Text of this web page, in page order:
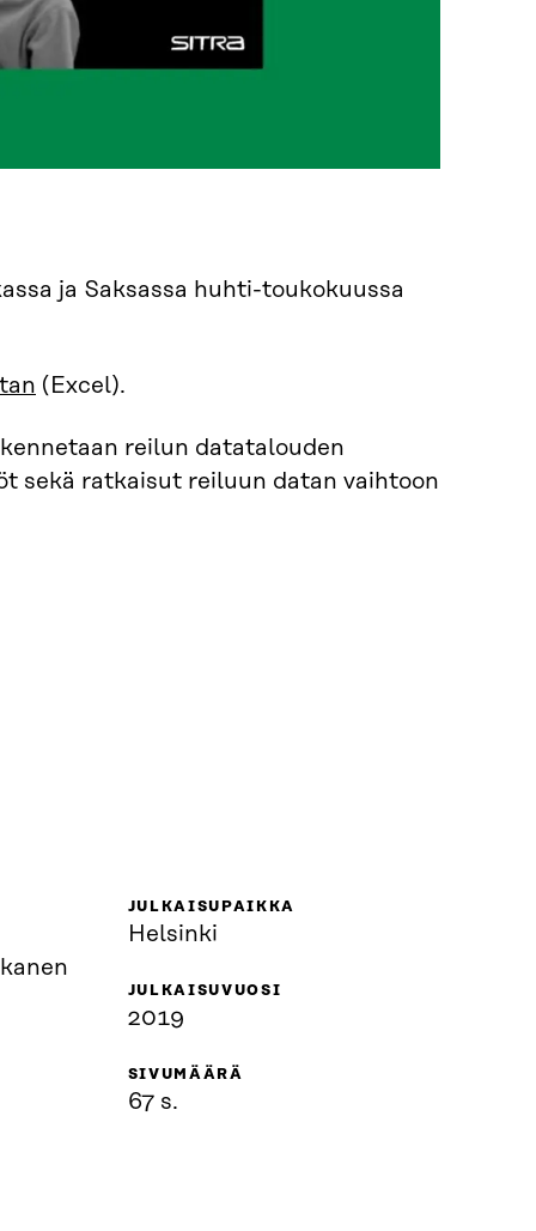
ja Saksassa huhti-toukokuussa
(Excel).
reilun datatalouden
sekä ratkaisut reiluun datan vaihtoon
JULKAISUPAIKKA
Helsinki
JULKAISUVUOSI
2019
SIVUMÄÄRÄ
67 s.